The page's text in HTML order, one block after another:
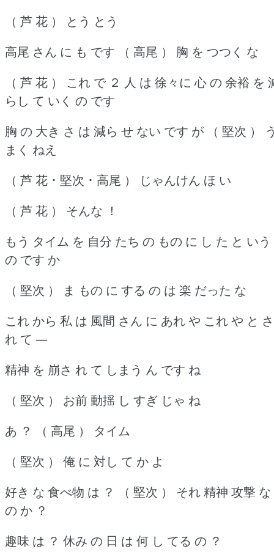
（ 芦 花 ） とう とう
高尾 さん に も です （ 高尾 ） 胸 を つつく な
（ 芦 花 ） これ で ２ 人 は 徐々に 心 の 余裕 を
らし て いく の です
胸 の 大き さ は 減ら せ ない です が （ 堅次 ）
まく ねえ
（ 芦 花 ･ 堅次 ･ 高尾 ） じゃんけん ほ い
（ 芦 花 ） そんな ！
もう タイム を 自分 たち の もの に し た と いう
の です か
（ 堅次 ） ま もの に する の は 楽 だった な
これ から 私 は 風間 さん に あれ や これ や と さ
れ て ―
精神 を 崩さ れ て しまう ん です ね
（ 堅次 ） お前 動揺 し すぎ じゃ ね
あ ？ （ 高尾 ） タイム
（ 堅次 ） 俺 に 対し て か よ
好き な 食べ物 は ？ （ 堅次 ） それ 精神 攻撃 な
の か ？
趣味 は ？ 休み の 日 は 何 し てる の ？